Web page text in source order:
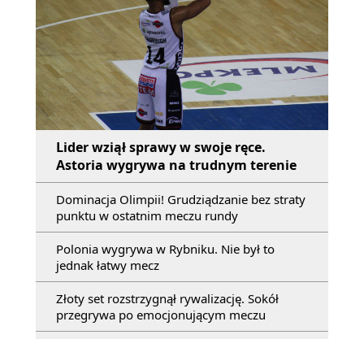
Lider wziął sprawy w swoje ręce.
Astoria wygrywa na trudnym terenie
Dominacja Olimpii! Grudziądzanie bez straty
punktu w ostatnim meczu rundy
Polonia wygrywa w Rybniku. Nie był to
jednak łatwy mecz
Złoty set rozstrzygnął rywalizację. Sokół
przegrywa po emocjonującym meczu